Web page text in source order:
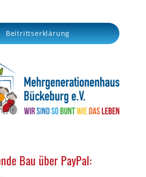
Beitrittserklärung
Bau über PayPal: